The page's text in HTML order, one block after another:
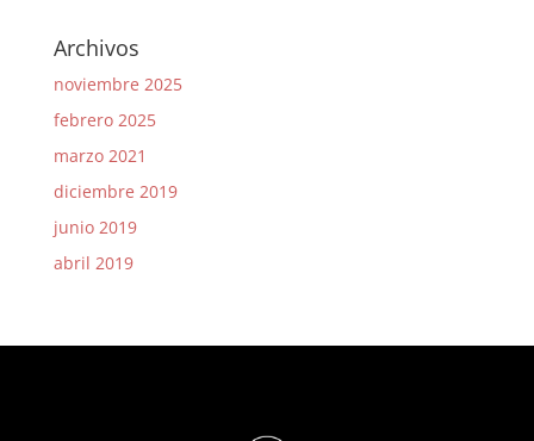
Archivos
noviembre 2025
febrero 2025
marzo 2021
diciembre 2019
junio 2019
abril 2019